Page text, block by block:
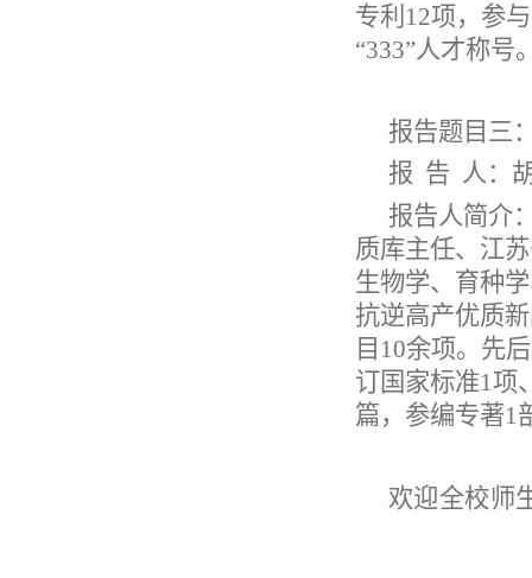
专利12项，参
“333”人才称号
报告题目三
报 告 人：
报告人简介
质库主任、江
生物学、育种
抗逆高产优质
目 10余项。先
订国家标准1项
篇，参编专著1
欢迎全校师